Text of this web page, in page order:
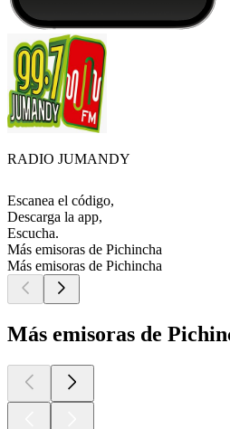
RADIO JUMANDY
Escanea el código,
Descarga la app,
Escucha.
Más emisoras de Pichincha
Más emisoras de Pichincha
Más emisoras de